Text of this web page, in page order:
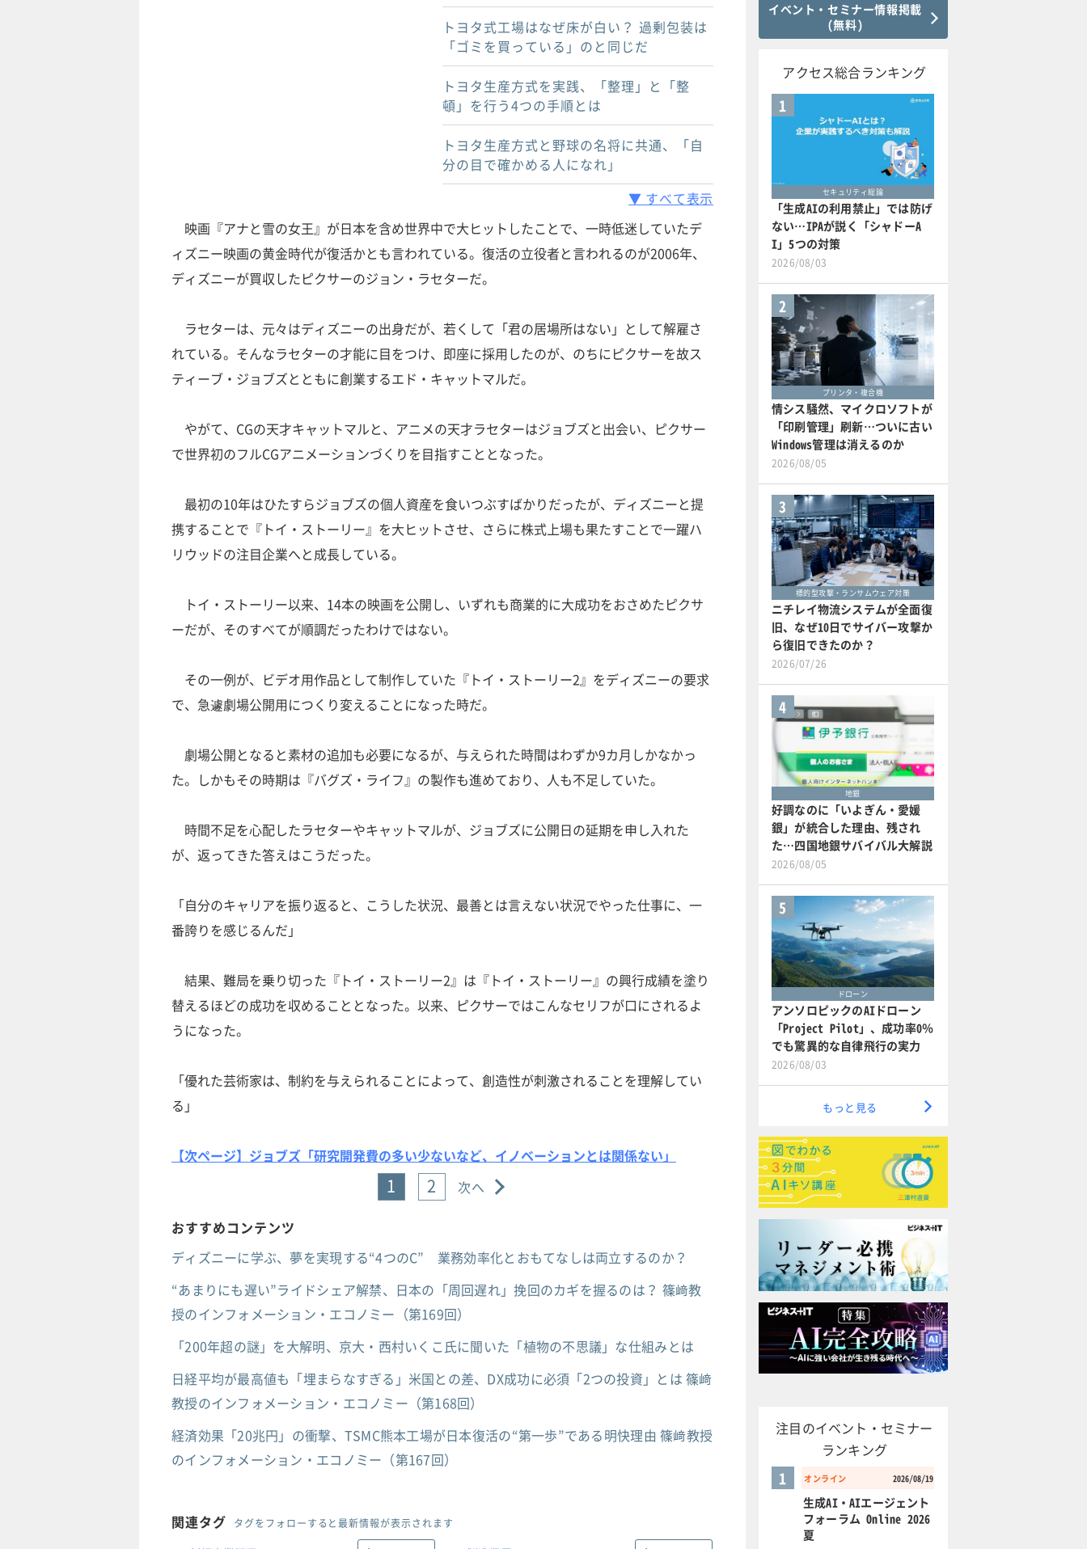
トヨタ式工場はなぜ床が白い？ 過剰包装は
「ゴミを買っている」のと同じだ
トヨタ生産方式を実践、「整理」と「整
頓」を行う4つの手順とは
トヨタ生産方式と野球の名将に共通、「自
分の目で確かめる人になれ」
▼ すべて表示
映画『アナと雪の女王』が日本を含め世界中で大ヒットしたことで、一時低迷していたデ
ィズニー映画の黄金時代が復活かとも言われている。復活の立役者と言われるのが2006年、
ディズニーが買収したピクサーのジョン・ラセターだ。
ラセターは、元々はディズニーの出身だが、若くして「君の居場所はない」として解雇さ
れている。そんなラセターの才能に目をつけ、即座に採用したのが、のちにピクサーを故ス
ティーブ・ジョブズとともに創業するエド・キャットマルだ。
やがて、CGの天才キャットマルと、アニメの天才ラセターはジョブズと出会い、ピクサー
で世界初のフルCGアニメーションづくりを目指すこととなった。
最初の10年はひたすらジョブズの個人資産を食いつぶすばかりだったが、ディズニーと提
携することで『トイ・ストーリー』を大ヒットさせ、さらに株式上場も果たすことで一躍ハ
リウッドの注目企業へと成長している。
トイ・ストーリー以来、14本の映画を公開し、いずれも商業的に大成功をおさめたピクサ
ーだが、そのすべてが順調だったわけではない。
その一例が、ビデオ用作品として制作していた『トイ・ストーリー2』をディズニーの要求
で、急遽劇場公開用につくり変えることになった時だ。
劇場公開となると素材の追加も必要になるが、与えられた時間はわずか9カ月しかなかっ
た。しかもその時期は『バグズ・ライフ』の製作も進めており、人も不足していた。
時間不足を心配したラセターやキャットマルが、ジョブズに公開日の延期を申し入れた
が、返ってきた答えはこうだった。
「自分のキャリアを振り返ると、こうした状況、最善とは言えない状況でやった仕事に、一
番誇りを感じるんだ」
結果、難局を乗り切った『トイ・ストーリー2』は『トイ・ストーリー』の興行成績を塗り
替えるほどの成功を収めることとなった。以来、ピクサーではこんなセリフが口にされるよ
うになった。
「優れた芸術家は、制約を与えられることによって、創造性が刺激されることを理解してい
る」
【次ページ】ジョブズ「研究開発費の多い少ないなど、イノベーションとは関係ない」
1 2 次へ
おすすめコンテンツ
ディズニーに学ぶ、夢を実現する“4つのC” 業務効率化とおもてなしは両立するのか？
“あまりにも遅い”ライドシェア解禁、日本の「周回遅れ」挽回のカギを握るのは？ 篠﨑教
授のインフォメーション・エコノミー（第169回）
「200年超の謎」を大解明、京大・西村いくこ氏に聞いた「植物の不思議」な仕組みとは
日経平均が最高値も「埋まらなすぎる」米国との差、DX成功に必須「2つの投資」とは 篠﨑
教授のインフォメーション・エコノミー（第168回）
経済効果「20兆円」の衝撃、TSMC熊本工場が日本復活の“第一歩”である明快理由 篠﨑教授
のインフォメーション・エコノミー（第167回）
関連タグ タグをフォローすると最新情報が表示されます
イベント・セミナー情報掲載
(無料)
アクセス総合ランキング
1
セキュリティ総論
「生成AIの利用禁止」では防げ
ない…IPAが説く「シャドーA
I」5つの対策
2026/08/03
2
プリンタ・複合機
情シス騒然、マイクロソフトが
「印刷管理」刷新…ついに古い
Windows管理は消えるのか
2026/08/05
3
標的型攻撃・ランサムウェア対策
ニチレイ物流システムが全面復
旧、なぜ10日でサイバー攻撃か
ら復旧できたのか？
2026/07/26
4
地銀
好調なのに「いよぎん・愛媛
銀」が統合した理由、残され
た…四国地銀サバイバル大解説
2026/08/05
5
ドローン
アンソロピックのAIドローン
「Project Pilot」、成功率0％
でも驚異的な自律飛行の実力
2026/08/03
もっと見る
注目のイベント・セミナー
ランキング
オンライン 2026/08/19
1
生成AI・AIエージェント
フォーラム Online 2026
夏